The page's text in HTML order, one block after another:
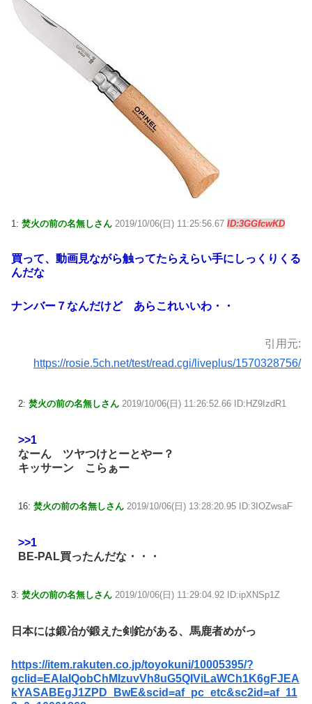
1: 焚火の前の名無しさん 2019/10/06(日) 11:25:56.67 ID:3GGfcwKD
買って、動画見ながら触ってたらえらい手にしっくりくる
んだな
ナンバー７なんだけど あらこれいいわ・・
引用元:
https://rosie.5ch.net/test/read.cgi/liveplus/1570328756/
2: 焚火の前の名無しさん 2019/10/06(日) 11:26:52.66 ID:HZ9IzdR1
>>1
なーん ツヤつけとーとやー？
キッサーン こらぁー
16: 焚火の前の名無しさん 2019/10/06(日) 13:28:20.95 ID:3IOZwsaF
>>1
BE-PAL買ったんだな・・・
3: 焚火の前の名無しさん 2019/10/06(日) 11:29:04.92 ID:ipXNSp1Z
日本には鍛冶が鍛えた剣鉈がある、馬鹿者めがっ
https://item.rakuten.co.jp/toyokuni/10005395/?
gclid=EAIaIQobChMIzuvVh8uG5QIViLaWCh1K6gFJEA
kYASABEgJ1ZPD_BwE&scid=af_pc_etc&sc2id=af_11